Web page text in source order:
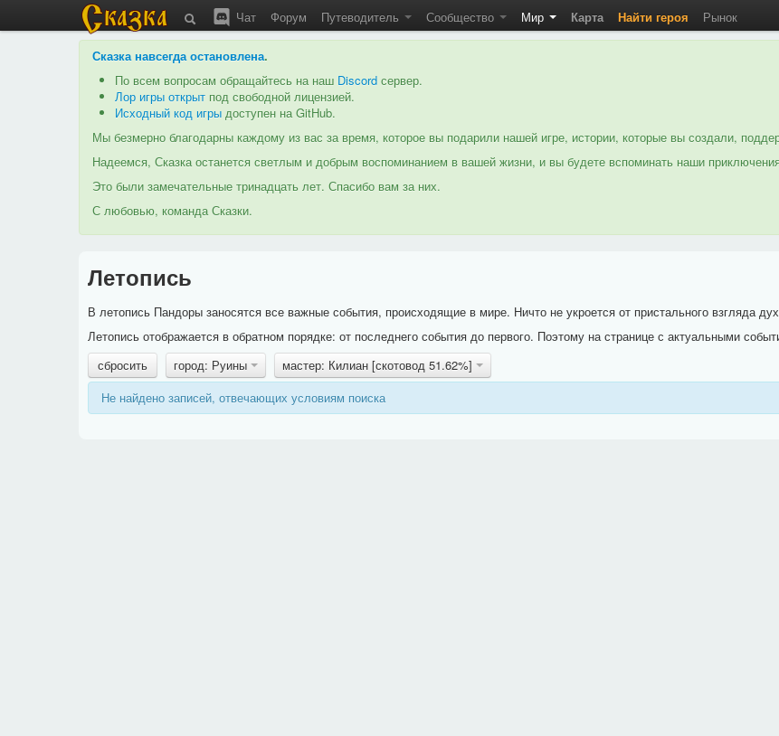
Чат Форум Путеводитель Сообщество Мир Карта Найти героя Рынок
Сказка навсегда остановлена.
По всем вопросам обращайтесь на наш Discord сервер.
Лор игры открыт под свободной лицензией.
Исходный код игры доступен на GitHub.
Мы безмерно благодарны каждому из вас за время, которое вы подарили нашей игре, истории, которые вы создали,
Надеемся, Сказка останется светлым и добрым воспоминанием в вашей жизни, и вы будете вспоминать наши
Это были замечательные тринадцать лет. Спасибо вам за них.
С любовью, команда Сказки.
Летопись
В летопись Пандоры заносятся все важные события, происходящие в мире. Ничто не укроется от пристального взгляда
Летопись отображается в обратном порядке: от последнего события до первого. Поэтому на странице с актуальными
сбросить
город: Руины
мастер: Килиан [скотовод 51.62%]
Не найдено записей, отвечающих условиям поиска